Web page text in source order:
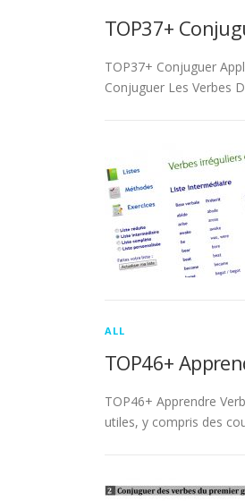
TOP37+
TOP37+ Conjuguer
Conjuguer Les Verbes
ALL
TOP46+
TOP46+ Apprendre
utiles, y compris des